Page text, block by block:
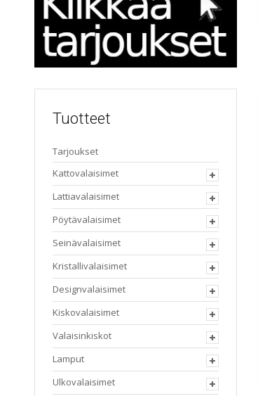
Tuotteet
Tarjoukset
Kattovalaisimet
Lattiavalaisimet
Pöytävalaisimet
Seinävalaisimet
Kristallivalaisimet
Designvalaisimet
Kiskovalaisimet
Valaisinkiskot
Lamput
Ulkovalaisimet